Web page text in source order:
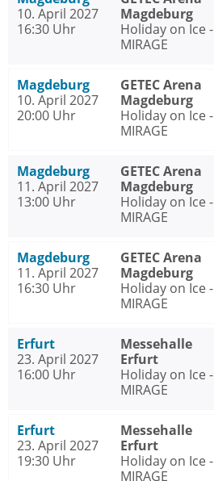
10. April 2027
16:30 Uhr
Magdeburg
Holiday on Ice -
MIRAGE
Magdeburg
10. April 2027
20:00 Uhr
GETEC Arena
Magdeburg
Holiday on Ice -
MIRAGE
Magdeburg
11. April 2027
13:00 Uhr
GETEC Arena
Magdeburg
Holiday on Ice -
MIRAGE
Magdeburg
11. April 2027
16:30 Uhr
GETEC Arena
Magdeburg
Holiday on Ice -
MIRAGE
Erfurt
23. April 2027
16:00 Uhr
Messehalle
Erfurt
Holiday on Ice -
MIRAGE
Erfurt
23. April 2027
19:30 Uhr
Messehalle
Erfurt
Holiday on Ice -
MIRAGE